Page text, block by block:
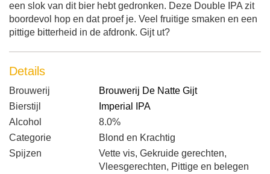
een slok van dit bier hebt gedronken. Deze Double IPA zit
boordevol hop en dat proef je. Veel fruitige smaken en een
pittige bitterheid in de afdronk. Gijt ut?
Details
Brouwerij
Brouwerij De Natte Gijt
Bierstijl
Imperial IPA
Alcohol
8.0%
Categorie
Blond en Krachtig
Spijzen
Vette vis, Gekruide gerechten,
Vleesgerechten, Pittige en belegen